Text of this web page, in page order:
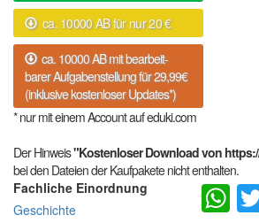
ca. 10000 AB für nur 20 €
ca. 10000 AB mit bearbeit-
barer Aufgabenstellung für 29,99€
(inklusive kostenloser Updates*)
* nur mit einem Account auf eduki.com
Der Hinweis"Kostenloser Download von
bei den Dateien der Kaufpakete nicht enthalten.
Fachliche Einordnung
Geschichte